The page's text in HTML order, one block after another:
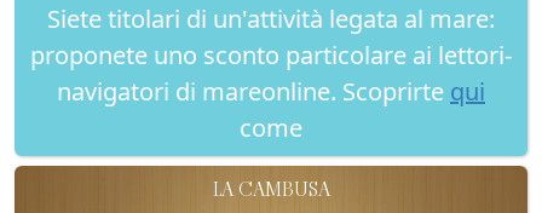
Siete titolari di un'attività legata al mare:
proponete uno sconto particolare ai lettori-
navigatori di mareonline. Scoprirte qui
come
LA CAMBUSA